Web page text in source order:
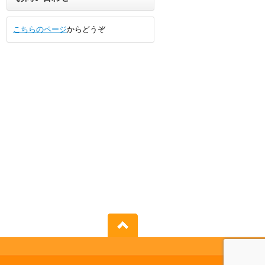
こちらのページからどうぞ